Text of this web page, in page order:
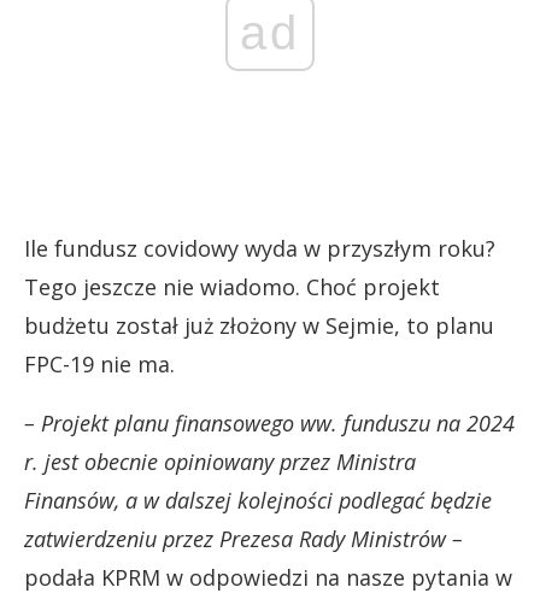
ad
Ile fundusz covidowy wyda w przyszłym roku?
Tego jeszcze nie wiadomo. Choć projekt
budżetu został już złożony w Sejmie, to planu
FPC-19 nie ma.
– Projekt planu finansowego ww. funduszu na 2024
r. jest obecnie opiniowany przez Ministra
Finansów, a w dalszej kolejności podlegać będzie
zatwierdzeniu przez Prezesa Rady Ministrów –
podała KPRM w odpowiedzi na nasze pytania w